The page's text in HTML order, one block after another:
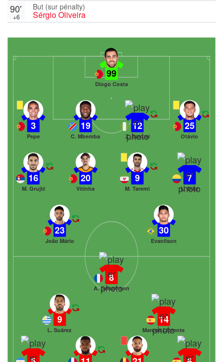
But (sur pénalty)
Sérgio Oliveira
90'
+6
99
Diogo Costa
25
Otávio
12
Z. Sanusi
19
C. Mbemba
3
Pepe
7
L. Díaz
9
M. Taremi
20
Vitinha
16
M. Grujić
30
Evanilson
23
João Mário
9
L. Suárez
14
Marcos Llorente
8
A. Griezmann